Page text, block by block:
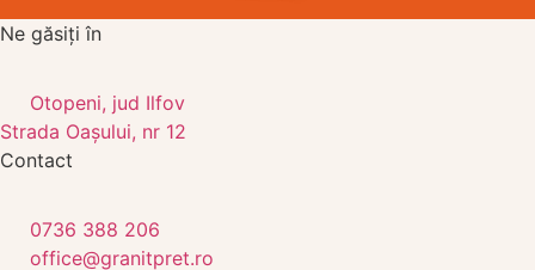
Contact
0736 388 206
office@granitpret.ro
Ne găsiți în
Otopeni, jud Ilfov
Strada Oașului, nr 12